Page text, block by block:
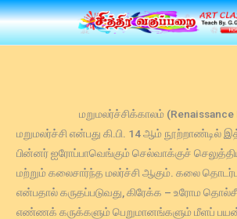
Skip
to
content
மறுமலர்ச்சிக்காலம் (Renaissance
மறுமலர்ச்சி என்பது கி.பி. 14 ஆம் நூற்றாண்டில்
பின்னர் ஐரோப்பாவெங்கும் செல்வாக்குச்
மற்றும் கலைசார்ந்த மலர்ச்சி ஆகும். கலை
என்பதால் கருதப்படுவது, கிரேக்க – உரோம
எண்ணக் கருக்களும் பெறுமானங்களும் மீளப்